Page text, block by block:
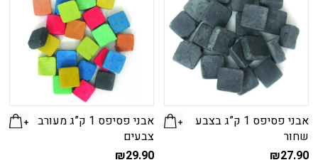
אבני פסיפס 1 ק”ג בצבע
שחור
₪27.90
אבני פסיפס 1 ק”ג מעורב
צבעים
₪29.90